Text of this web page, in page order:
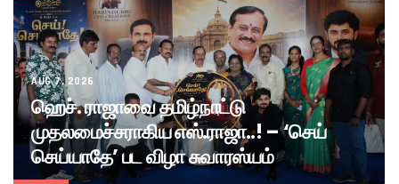
AUG 7, 2026
ஹெச். ராஜாவை தமிழ்நாட்டு
முதலமைச்சராகிய எஸ்.ராஜா..! – ‘செய்
செய்யாதே’ பட விழா சுவாரஸ்யம்